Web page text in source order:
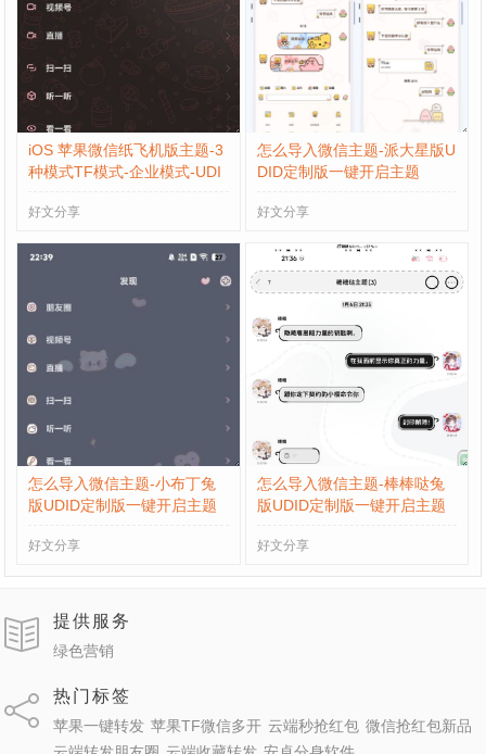
iOS 苹果微信纸飞机版主题-3
种模式TF模式-企业模式-UDI
好文分享
怎么导入微信主题-派大星版U
DID定制版一键开启主题
好文分享
怎么导入微信主题-小布丁兔
版UDID定制版一键开启主题
好文分享
怎么导入微信主题-棒棒哒兔
版UDID定制版一键开启主题
好文分享
提供服务
绿色营销
热门标签
苹果一键转发 苹果TF微信多开 云端秒抢红包 微信抢红包新品